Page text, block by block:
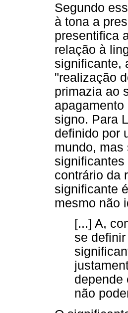
Segundo
à tona a
presentifica
relação à
significante,
"realização
primazia ao
signo. Para
definido por
mundo, mas
contrário da
significante
mesmo não
[...] A,
se
depende
não